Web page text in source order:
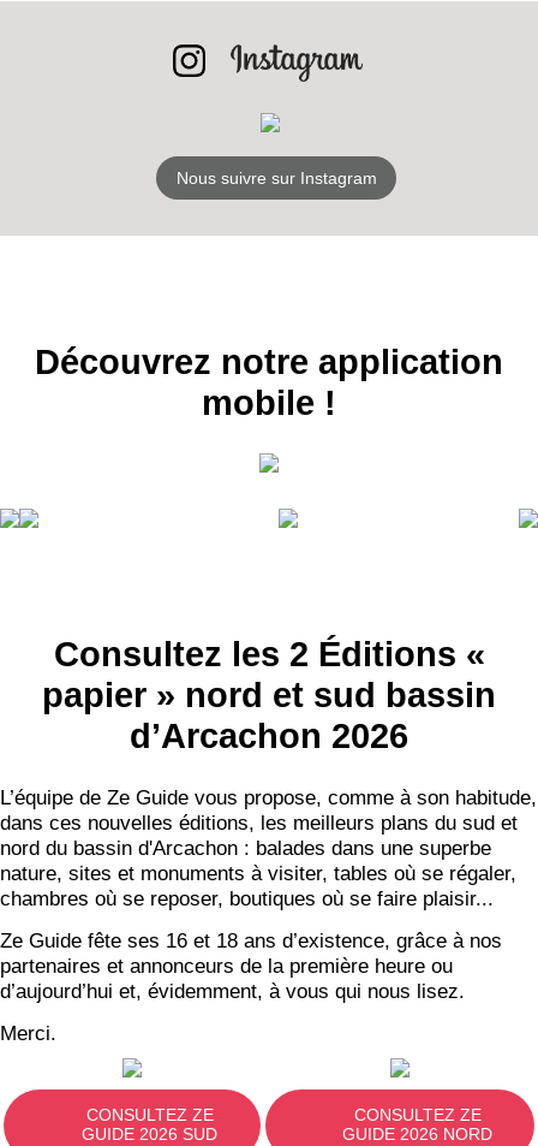
RECEVEZ
LES
BONS PLANS
Nous suivre sur Instagram
Découvrez notre application
mobile !
Consultez les 2 Éditions «
papier » nord et sud bassin
d’Arcachon 2026
L’équipe de Ze Guide vous propose, comme à son habitude,
dans ces nouvelles éditions, les meilleurs plans du sud et
nord du bassin d'Arcachon : balades dans une superbe
nature, sites et monuments à visiter, tables où se régaler,
chambres où se reposer, boutiques où se faire plaisir...
Ze Guide fête ses 16 et 18 ans d’existence, grâce à nos
partenaires et annonceurs de la première heure ou
d’aujourd’hui et, évidemment, à vous qui nous lisez.
Merci.
CONSULTEZ ZE
GUIDE 2026 SUD
CONSULTEZ ZE
GUIDE 2026 NORD